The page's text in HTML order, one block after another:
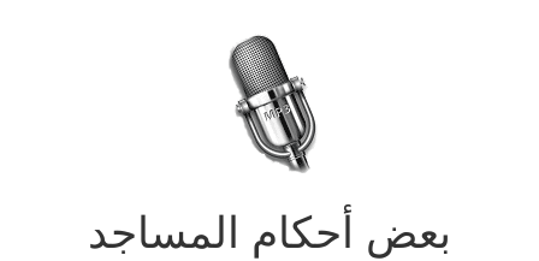
بعض أحكام المساجد